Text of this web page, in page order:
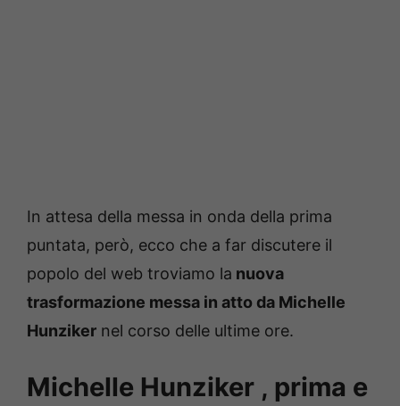
In attesa della messa in onda della prima
puntata, però, ecco che a far discutere il
popolo del web troviamo la nuova
trasformazione messa in atto da Michelle
Hunziker nel corso delle ultime ore.
Michelle Hunziker , prima e